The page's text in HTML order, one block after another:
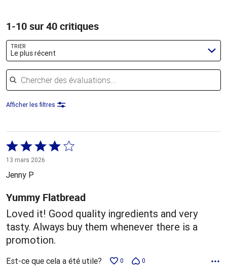
1-10 sur 40 critiques
TRIER
Le plus récent
Chercher des évaluations
Afficher les filtres
Coté
4 sur
5
13 mars 2026
Jenny P
Yummy Flatbread
Loved it! Good quality ingredients and very
tasty. Always buy them whenever there is a
promotion.
Est-ce que cela a été utile? 0 0